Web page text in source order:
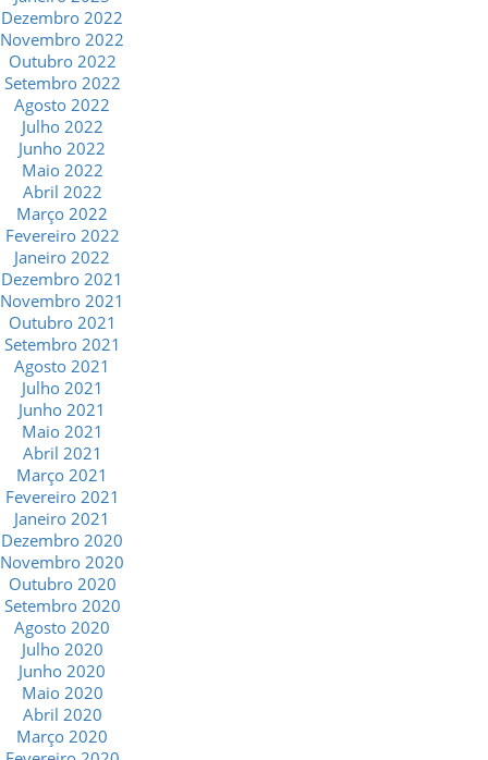
Dezembro 2022
Novembro 2022
Outubro 2022
Setembro 2022
Agosto 2022
Julho 2022
Junho 2022
Maio 2022
Abril 2022
Março 2022
Fevereiro 2022
Janeiro 2022
Dezembro 2021
Novembro 2021
Outubro 2021
Setembro 2021
Agosto 2021
Julho 2021
Junho 2021
Maio 2021
Abril 2021
Março 2021
Fevereiro 2021
Janeiro 2021
Dezembro 2020
Novembro 2020
Outubro 2020
Setembro 2020
Agosto 2020
Julho 2020
Junho 2020
Maio 2020
Abril 2020
Março 2020